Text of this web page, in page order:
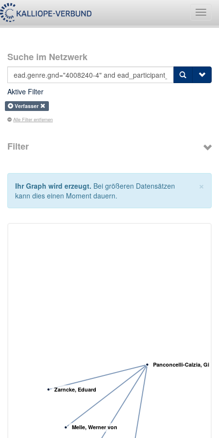
Suche im Netzwerk
Aktive Filter
Verfasser
Alle Filter entfernen
Filter
×
Ihr Graph wird erzeugt. Bei größeren Datensätzen
kann dies einen Moment dauern.
Panconcelli-Calzia, Giulio
Melle, Werner von
Zarncke, Eduard